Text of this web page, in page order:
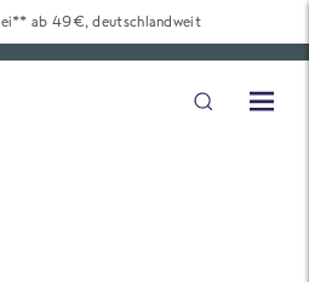
ab 49€, deutschlandweit